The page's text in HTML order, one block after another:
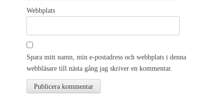
Webbplats
Spara mitt namn, min e-postadress och webbplats i denna
webbläsare till nästa gång jag skriver en kommentar.